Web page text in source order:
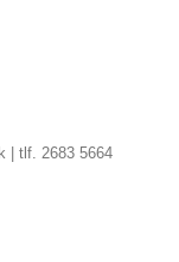
| tlf. 2683 5664